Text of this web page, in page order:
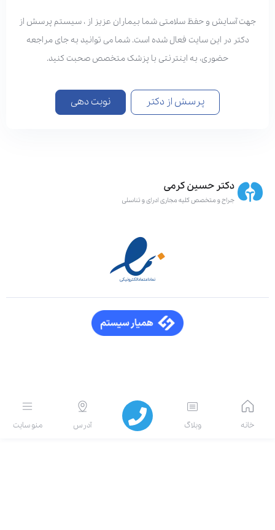
آسایش و حفظ سلامتی شما بیماران عزیز از ، سیستم پرسش از
دکتر در این سایت فعال شده است. شما می توانید به جای مراجعه
حضوری، به اینترنتی با پزشک متخصص صحبت کنید.
پرسش از دکتر نوبت دهی
منو سایت